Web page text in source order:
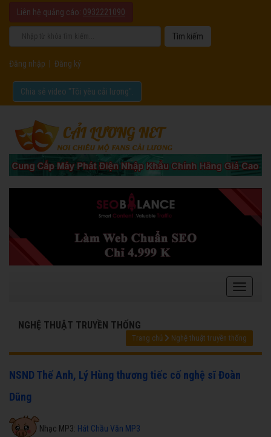
Liên hệ quảng cáo: 0932221090
Đăng nhập Đăng ký
Chia sẻ video "Tôi yêu cải lương".
NGHỆ THUẬT TRUYỀN THỐNG
Trang chủ Nghệ thuật truyền thống
NSND Thế Anh, Lý Hùng thương tiếc cố nghệ sĩ Đoàn
Dũng
Nhạc MP3: Hát Chầu Văn MP3